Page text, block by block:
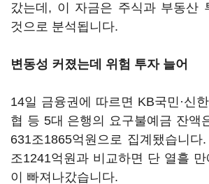
갔는데, 이 자금은 주식과 부동산
것으로 분석됩니다.
변동성 커졌는데 위험 투자 늘어
14일 금융권에 따르면 KB국민·신한
협 등 5대 은행의 요구불예금 잔액
631조1865억원으로 집계됐습니
조1241억원과 비교하면 단 열흘
이 빠져나갔습니다.